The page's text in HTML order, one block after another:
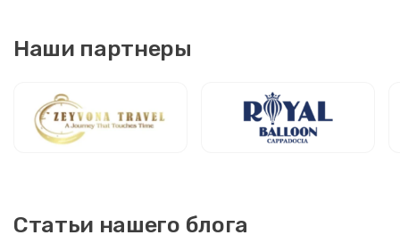
Наши партнеры
Статьи нашего блога